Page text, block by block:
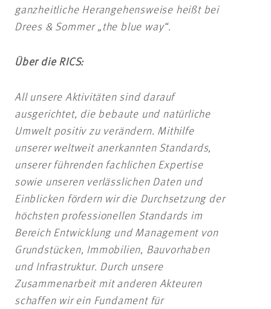
ganzheitliche Herangehensweise heißt bei
Drees & Sommer „the blue way“.
Über die RICS:
All unsere Aktivitäten sind darauf
ausgerichtet, die bebaute und natürliche
Umwelt positiv zu verändern. Mithilfe
unserer weltweit anerkannten Standards,
unserer führenden fachlichen Expertise
sowie unseren verlässlichen Daten und
Einblicken fördern wir die Durchsetzung der
höchsten professionellen Standards im
Bereich Entwicklung und Management von
Grundstücken, Immobilien, Bauvorhaben
und Infrastruktur. Durch unsere
Zusammenarbeit mit anderen Akteuren
schaffen wir ein Fundament für